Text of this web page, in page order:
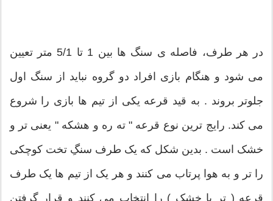
در هر طرف، فاصله ی سنگ ها بین 1 تا 5/1 متر تعیین
می شود و هنگام بازی افراد دو گروه نباید از سنگ اول
جلوتر بروند . به قید قرعه یکی از تیم ها بازی را شروع
می کند. رایج ترین نوع قرعه " ته ره و هشکه " یعنی تر و
خشک است . بدین شکل که یک طرف سنگِ تخت کوچکی
را تر و به هوا پرتاب می کنند و هر یک از تیم ها یک طرف
قرعه ( تر یا خشک ) را انتخاب می کنند و قرار گرفتن